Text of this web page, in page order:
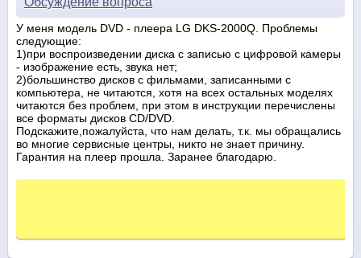
У меня модель DVD - плеера LG DKS-2000Q. Проблемы
следующие:
1)при воспроизведении диска с записью с цифровой камеры
- изображение есть, звука нет;
2)большинство дисков с фильмами, записанными с
компьютера, не читаются, хотя на всех остальных моделях
читаются без проблем, при этом в инструкции перечислены
все форматы дисков CD/DVD.
Подскажите,пожалуйста, что нам делать, т.к. мы обращались
во многие сервисные центры, никто не знает причину.
Гарантия на плеер прошла. Заранее благодарю.